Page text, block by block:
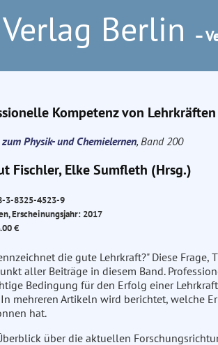
Berlin –
Kompetenz von
Physik- und Chemielernen, Band 200
Fischler, Elke Sumfleth (Hrsg.)
3-8325-4523-9
Erscheinungsjahr: 2017
€
die gute Lehrkraft?" Diese
aller Beiträge in diesem Band.
Bedingung für den Erfolg einer
mehreren Artikeln wird berichtet, welche
hat.
über die aktuellen